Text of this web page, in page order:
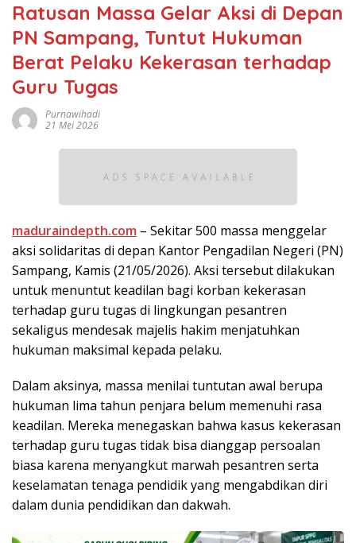
Ratusan Massa Gelar Aksi di Depan
PN Sampang, Tuntut Hukuman
Berat Pelaku Kekerasan terhadap
Guru Tugas
Purnawihadi
21 Mei 2026
maduraindepth.com – Sekitar 500 massa menggelar
aksi solidaritas di depan Kantor Pengadilan Negeri (PN)
Sampang, Kamis (21/05/2026). Aksi tersebut dilakukan
untuk menuntut keadilan bagi korban kekerasan
terhadap guru tugas di lingkungan pesantren
sekaligus mendesak majelis hakim menjatuhkan
hukuman maksimal kepada pelaku.
Dalam aksinya, massa menilai tuntutan awal berupa
hukuman lima tahun penjara belum memenuhi rasa
keadilan. Mereka menegaskan bahwa kasus kekerasan
terhadap guru tugas tidak bisa dianggap persoalan
biasa karena menyangkut marwah pesantren serta
keselamatan tenaga pendidik yang mengabdikan diri
dalam dunia pendidikan dan dakwah.